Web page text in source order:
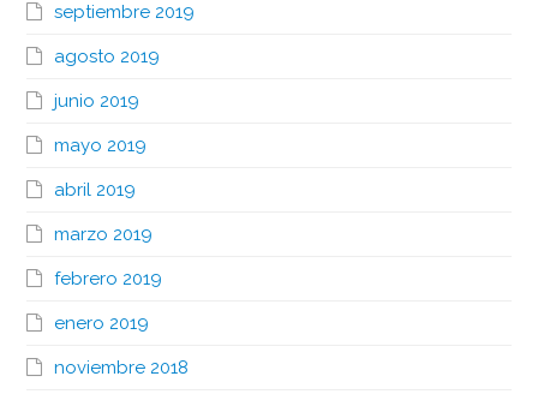
septiembre 2019
agosto 2019
junio 2019
mayo 2019
abril 2019
marzo 2019
febrero 2019
enero 2019
noviembre 2018